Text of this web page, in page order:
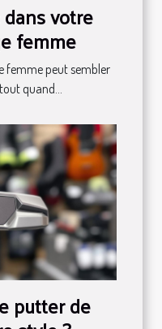
votre
femme
femme peut sembler
quand...
putter de